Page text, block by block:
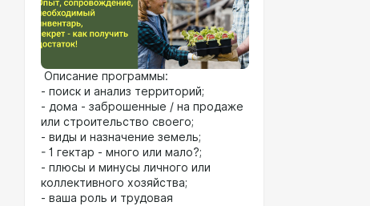
Описание программы:
- поиск и анализ территорий;
- дома - заброшенные / на продаже
или строительство своего;
- виды и назначение земель;
- 1 гектар - много или мало?;
- плюсы и минусы личного или
коллективного хозяйства;
- ваша роль и трудовая